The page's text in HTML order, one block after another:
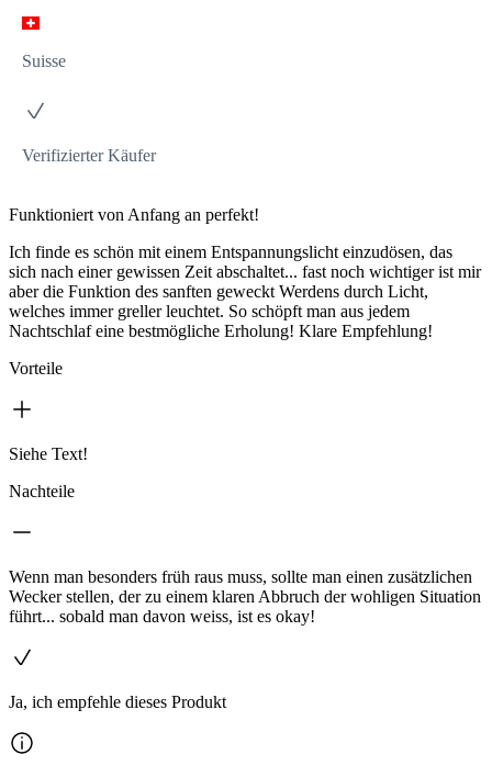
Suisse
Verifizierter Käufer
Funktioniert von Anfang an perfekt!
Ich finde es schön mit einem Entspannungslicht einzudösen, das
sich nach einer gewissen Zeit abschaltet... fast noch wichtiger ist mir
aber die Funktion des sanften geweckt Werdens durch Licht,
welches immer greller leuchtet. So schöpft man aus jedem
Nachtschlaf eine bestmögliche Erholung! Klare Empfehlung!
Vorteile
Siehe Text!
Nachteile
Wenn man besonders früh raus muss, sollte man einen zusätzlichen
Wecker stellen, der zu einem klaren Abbruch der wohligen Situation
führt... sobald man davon weiss, ist es okay!
Ja, ich empfehle dieses Produkt